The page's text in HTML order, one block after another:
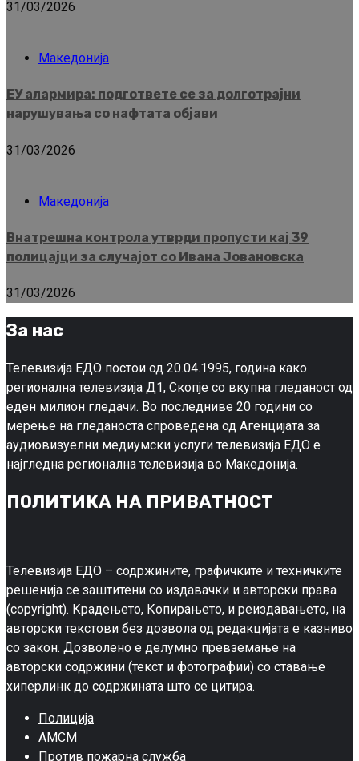
31/03/2026
Македонија
ЕУ алармира: подгответе се за долготрајни
нарушувања со нафтата објави
31/03/2026
Македонија
Внатрешна контрола утврди пропусти кај 39
полицајци за случајот со Ивана Јовановска
31/03/2026
За нас
Телевизија ЕДО постои од 20.04.1995, година како
регионална телевизија Д1, Скопје со вкупна гледаност од
еден милион гледачи. Во последниве 20 години со
мерење на гледаноста спроведена од Агенцијата за
аудиовизуелни медиумски услуги телевизија ЕДО е
најгледна регионална телевизија во Македонија.
ПОЛИТИКА НА ПРИВАТНОСТ
Телевизија ЕДО – содржините, графичките и техничките
решенија се заштитени со издавачки и авторски права
(copyright). Крадењето, Копирањето, и реиздавањето, на
авторски текстови без дозвола од редакцијата е казниво
со закон. Дозволено е делумно превземање на
авторски содржини (текст и фотографии) со ставање
хиперлинк до содржината што се цитира.
Полиција
АМСМ
Против пожарна служба